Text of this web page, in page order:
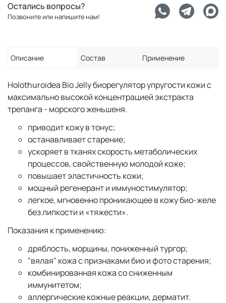
Остались вопросы?
Позвоните или напишите нам!
Описание Состав Применение
Holothuroidea Bio Jelly биорегулятор упругости кожи с
максимально высокой концентрацией экстракта
трепанга - морского женьшеня.
приводит кожу в тонус;
останавливает старение;
ускоряет в тканях скорость метаболических
процессов, свойственную молодой коже;
повышает эластичность кожи;
мощный регенерант и иммуностимулятор;
легкое, мгновенно проникающее в кожу био-желе
без липкости и «тяжести».
Показания к применению:
дряблость, морщины, пониженный тургор;
"вялая" кожа с признаками био и фото старения;
комбинированная кожа со сниженным
иммунитетом;
аллергические кожные реакции, дерматит.